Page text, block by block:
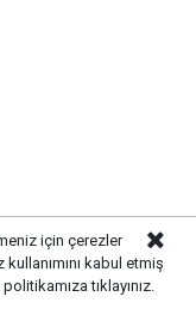
RİSKİNE
için çerezler
kabul etmiş
politikamıza tıklayınız.